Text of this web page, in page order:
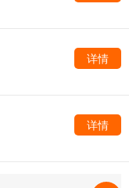
详情
详情